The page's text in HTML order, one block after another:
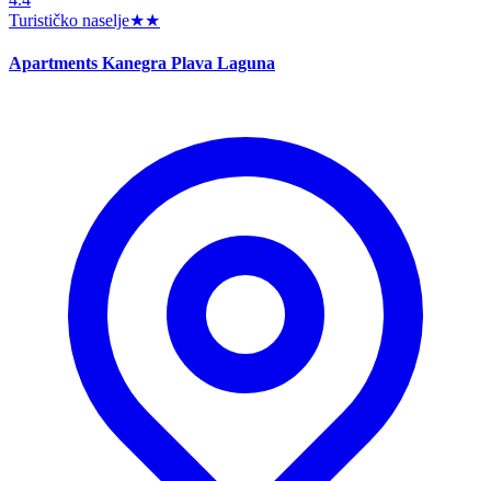
Turističko naselje★★
Apartments Kanegra Plava Laguna